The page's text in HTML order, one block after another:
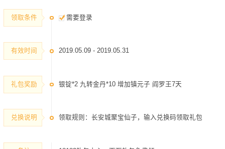
领取条件 需要登录
有效时间 2019.05.09 - 2019.05.31
礼包奖励 银锭*2 九转金丹*10 增加镇元子 阎罗王7天
兑换说明 领取规则：长安城聚宝仙子，输入兑换码领取礼包